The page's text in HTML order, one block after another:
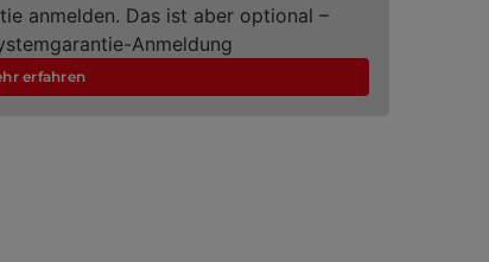
anmelden. Das ist aber optional –
Anmeldung
erfahren